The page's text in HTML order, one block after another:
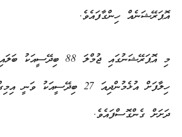
އޮޕަރޭޝަނެއް ހިންގާފައެވެ.
މި އޮޕަރޭޝަނުގައި ޖުމްލަ
ހިލާފަށް އުޅެމުންދިއަ 27
ދަށަށް ގެންގޮސްފައެވެ.